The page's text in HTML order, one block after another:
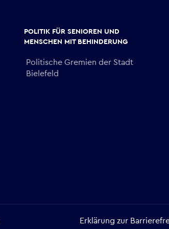
POLITIK FÜR SENIOREN UND
MENSCHEN MIT BEHINDERUNG
Politische Gremien der Stadt
Bielefeld
Erklärung zur